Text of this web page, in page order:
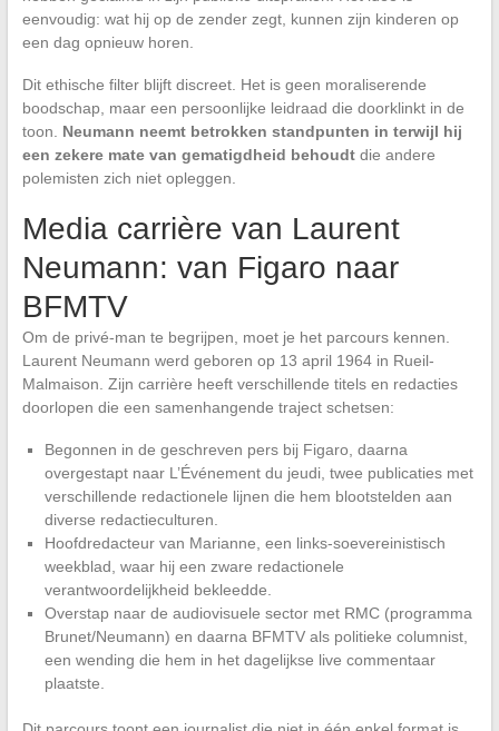
eenvoudig: wat hij op de zender zegt, kunnen zijn kinderen op
een dag opnieuw horen.
Dit ethische filter blijft discreet. Het is geen moraliserende
boodschap, maar een persoonlijke leidraad die doorklinkt in de
toon. Neumann neemt betrokken standpunten in terwijl hij
een zekere mate van gematigdheid behoudtdie andere
polemisten zich niet opleggen.
Media carrière van Laurent
Neumann: van Figaro naar
BFMTV
Om de privé-man te begrijpen, moet je het parcours kennen.
Laurent Neumann werd geboren op 13 april 1964 in Rueil-
Malmaison. Zijn carrière heeft verschillende titels en redacties
doorlopen die een samenhangende traject schetsen:
Begonnen in de geschreven pers bij Figaro, daarna
overgestapt naar L’Événement du jeudi, twee publicaties met
verschillende redactionele lijnen die hem blootstelden aan
diverse redactieculturen.
Hoofdredacteur van Marianne, een links-soevereinistisch
weekblad, waar hij een zware redactionele
verantwoordelijkheid bekleedde.
Overstap naar de audiovisuele sector met RMC (programma
Brunet/Neumann) en daarna BFMTV als politieke columnist,
een wending die hem in het dagelijkse live commentaar
plaatste.